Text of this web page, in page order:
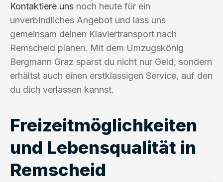
Kontaktiere uns noch heute für ein
unverbindliches Angebot und lass uns
gemeinsam deinen Klaviertransport nach
Remscheid planen. Mit dem Umzugskönig
Bergmann Graz sparst du nicht nur Geld, sondern
erhältst auch einen erstklassigen Service, auf den
du dich verlassen kannst.
Freizeitmöglichkeiten
und Lebensqualität in
Remscheid